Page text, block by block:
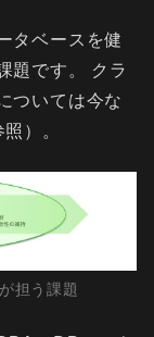
タベースを健
題です。 クラ
ついては今な
）。
担う課題